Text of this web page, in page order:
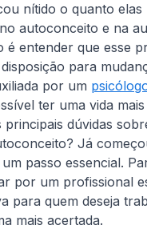
nítido o quanto
autoconceito e na
é entender que esse
para
por um
ter uma vida
dúvidas
Já
passo essencial.
por um profissional
para quem deseja
mais acertada.